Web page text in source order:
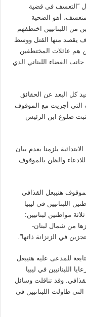
“التعسف في قضية
أهو الضحية
من اللبنانيين اختطفهم
يقصد منها القتل ووسط
هم عائلات المختطفين
أتى من جانب القضاء اللبناني الذي
كل البعد عن الحقائق
التي أجريت مع الموقوف
ضلوع ابن الرئيس
يلزمنا بعدم بيان
والظن بالموقوف
هنيبعل القذافي
اللبنانيين في ليبيا
مواطنين لبنانيين:
من شمال لبنان-
في الزنزانة ذاتها”.
للمدعى عليه هنيبعل
اللبنانيين في ليبيا
وقد تناقلت وسائل
طاولت اللبنانيين في